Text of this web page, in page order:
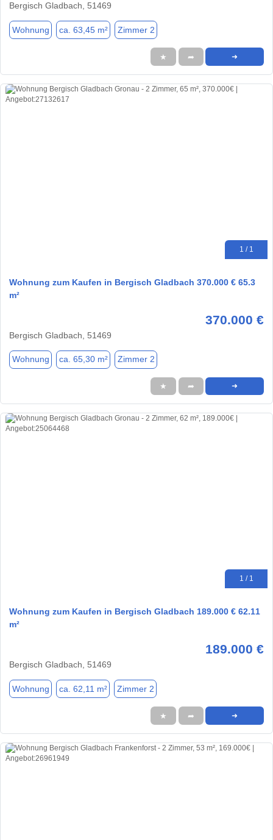
Bergisch Gladbach, 51469
Wohnung ca. 63,45 m² Zimmer 2
★ ➦ ➜
1 / 1
Wohnung zum Kaufen in Bergisch Gladbach 370.000 € 65.3
m²
370.000 €
Bergisch Gladbach, 51469
Wohnung ca. 65,30 m² Zimmer 2
★ ➦ ➜
1 / 1
Wohnung zum Kaufen in Bergisch Gladbach 189.000 € 62.11
m²
189.000 €
Bergisch Gladbach, 51469
Wohnung ca. 62,11 m² Zimmer 2
★ ➦ ➜